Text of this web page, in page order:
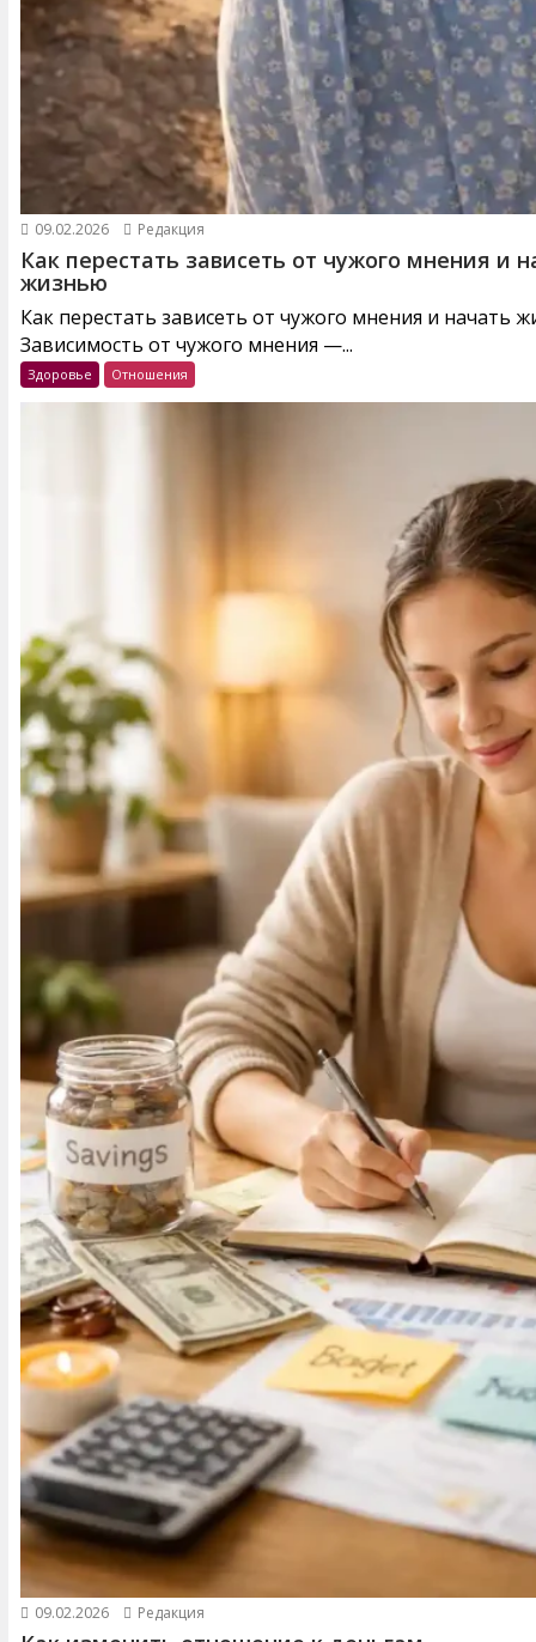
09.02.2026 Редакция
Как перестать зависеть от чужого мнения и
жизнью
Как перестать зависеть от чужого мнения и начать
Зависимость от чужого мнения —...
Здоровье Отношения
09.02.2026 Редакция